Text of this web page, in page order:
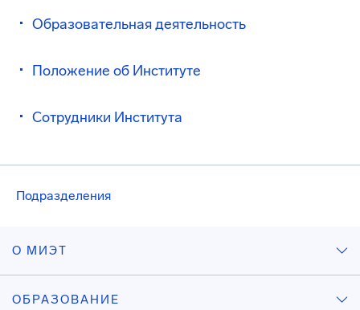
Образовательная деятельность
Положение об Институте
Сотрудники Института
Подразделения
О МИЭТ
ОБРАЗОВАНИЕ